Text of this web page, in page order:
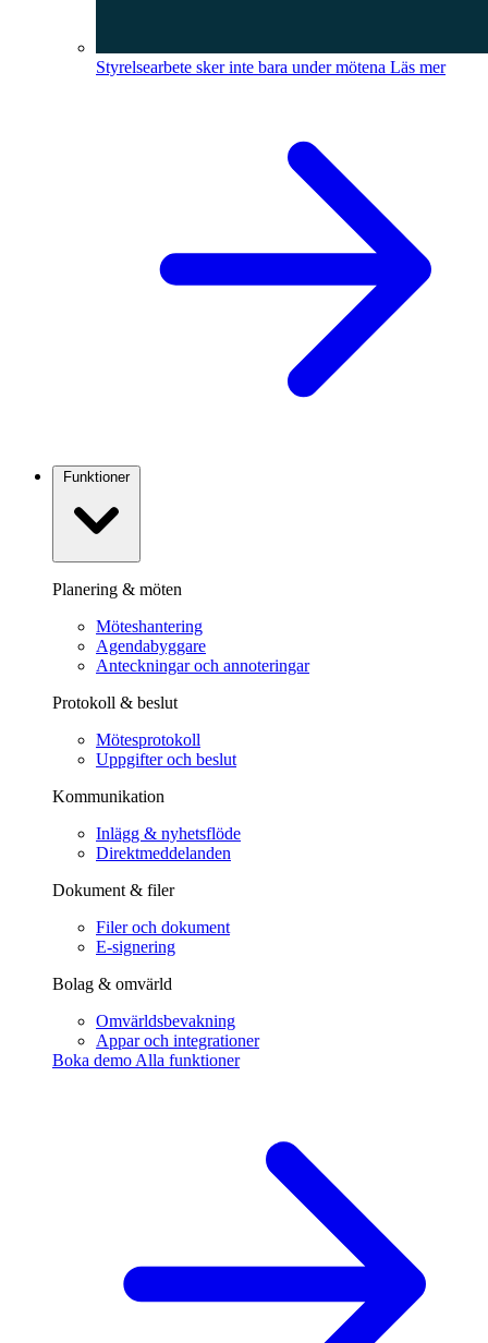
Styrelsearbete sker inte bara under mötena Läs mer
Funktioner
Planering & möten
Möteshantering
Agendabyggare
Anteckningar och annoteringar
Protokoll & beslut
Mötesprotokoll
Uppgifter och beslut
Kommunikation
Inlägg & nyhetsflöde
Direktmeddelanden
Dokument & filer
Filer och dokument
E-signering
Bolag & omvärld
Omvärldsbevakning
Appar och integrationer
Boka demo Alla funktioner